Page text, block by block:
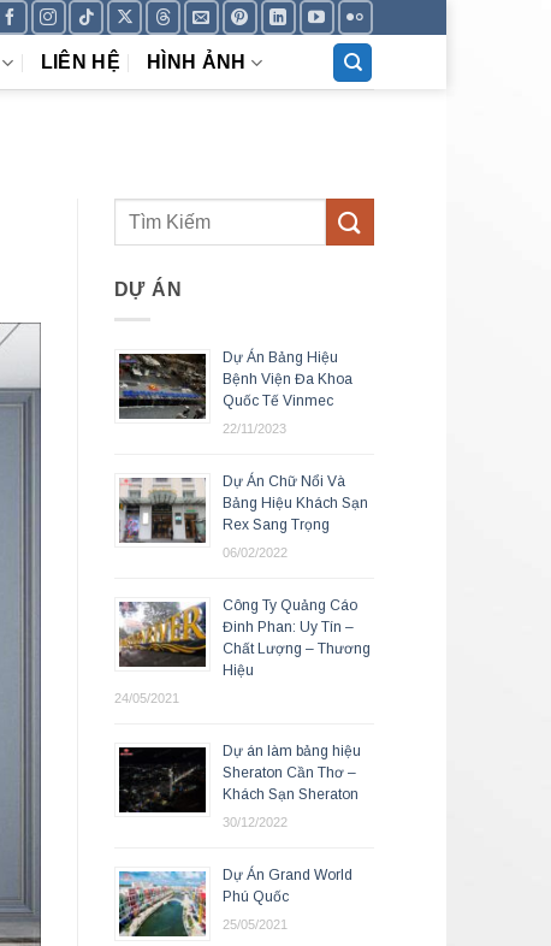
LIÊN HỆ HÌNH ẢNH
DỰ ÁN
Dự Án Bảng Hiệu
Bệnh Viện Đa Khoa
Quốc Tế Vinmec
22/11/2023
Dự Án Chữ Nổi Và
Bảng Hiệu Khách Sạn
Rex Sang Trọng
06/02/2022
Công Ty Quảng Cáo
Đinh Phan: Uy Tín –
Chất Lượng – Thương
Hiệu
24/05/2021
Dự án làm bảng hiệu
Sheraton Cần Thơ –
Khách Sạn Sheraton
30/12/2022
Dự Án Grand World
Phú Quốc
25/05/2021